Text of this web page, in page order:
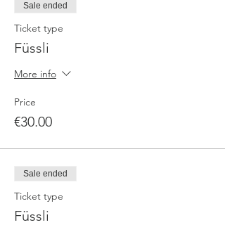
Sale ended
Ticket type
Füssli
More info
Price
€30.00
Sale ended
Ticket type
Füssli